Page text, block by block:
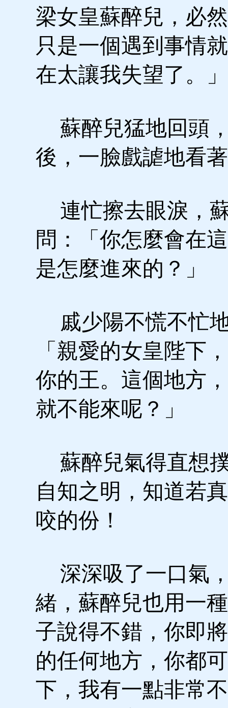
梁女皇蘇醉兒，必
只是一個遇到事情
在太讓我失望了。」
蘇醉兒猛地回頭
後，一臉戲謔地看
連忙擦去眼淚，
問：「你怎麼會在
是怎麼進來的？」
戚少陽不慌不忙
「親愛的女皇陛下
你的王。這個地方
就不能來呢？」
蘇醉兒氣得直想
自知之明，知道若
咬的份！
深深吸了一口氣
緒，蘇醉兒也用一
子說得不錯，你即
的任何地方，你都
下，我有一點非常